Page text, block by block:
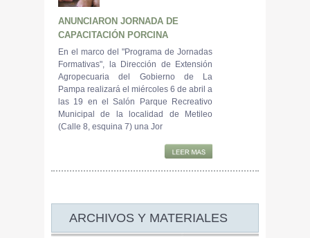
ANUNCIARON JORNADA DE
CAPACITACIÓN PORCINA
En el marco del "Programa de Jornadas
Formativas", la Dirección de Extensión
Agropecuaria del Gobierno de La
Pampa realizará el miércoles 6 de abril a
las 19 en el Salón Parque Recreativo
Municipal de la localidad de Metileo
(Calle 8, esquina 7) una Jor
ARCHIVOS Y MATERIALES